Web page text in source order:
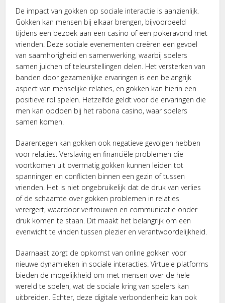
De impact van gokken op sociale interactie is aanzienlijk.
Gokken kan mensen bij elkaar brengen, bijvoorbeeld
tijdens een bezoek aan een casino of een pokeravond met
vrienden. Deze sociale evenementen creëren een gevoel
van saamhorigheid en samenwerking, waarbij spelers
samen juichen of teleurstellingen delen. Het versterken van
banden door gezamenlijke ervaringen is een belangrijk
aspect van menselijke relaties, en gokken kan hierin een
positieve rol spelen. Hetzelfde geldt voor de ervaringen die
men kan opdoen bij het rabona casino, waar spelers
samen komen.
Daarentegen kan gokken ook negatieve gevolgen hebben
voor relaties. Verslaving en financiële problemen die
voortkomen uit overmatig gokken kunnen leiden tot
spanningen en conflicten binnen een gezin of tussen
vrienden. Het is niet ongebruikelijk dat de druk van verlies
of de schaamte over gokken problemen in relaties
verergert, waardoor vertrouwen en communicatie onder
druk komen te staan. Dit maakt het belangrijk om een
evenwicht te vinden tussen plezier en verantwoordelijkheid.
Daarnaast zorgt de opkomst van online gokken voor
nieuwe dynamieken in sociale interacties. Virtuele platforms
bieden de mogelijkheid om met mensen over de hele
wereld te spelen, wat de sociale kring van spelers kan
uitbreiden. Echter, deze digitale verbondenheid kan ook